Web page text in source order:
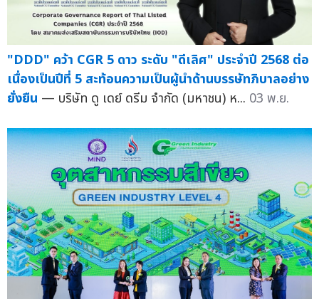
"DDD" คว้า CGR 5 ดาว ระดับ "ดีเลิศ" ประจำปี 2568 ต่อ
เนื่องเป็นปีที่ 5 สะท้อนความเป็นผู้นำด้านบรรษัทภิบาลอย่าง
ยั่งยืน — บริษัท ดู เดย์ ดรีม จำกัด (มหาชน) ห... 03 พ.ย.